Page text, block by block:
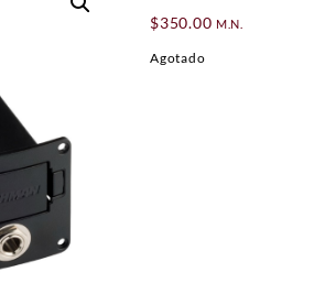
$350.00 M.N.
Agotado